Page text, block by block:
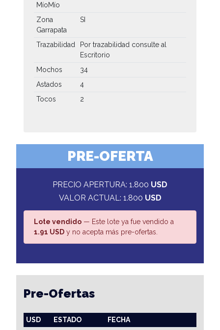
MíoMío
Zona
Garrapata
SI
Trazabilidad
Por trazabilidad consulte al
Escritorio
Mochos
34
Astados
4
Tocos
2
PRE-OFERTA
PRECIO APERTURA: 1.800 USD
VALOR ACTUAL: 1.800 USD
Lote vendido — Este lote ya fue vendido a
1.91 USD y no acepta más pre-ofertas.
Pre-Ofertas
USD ESTADO
FECHA